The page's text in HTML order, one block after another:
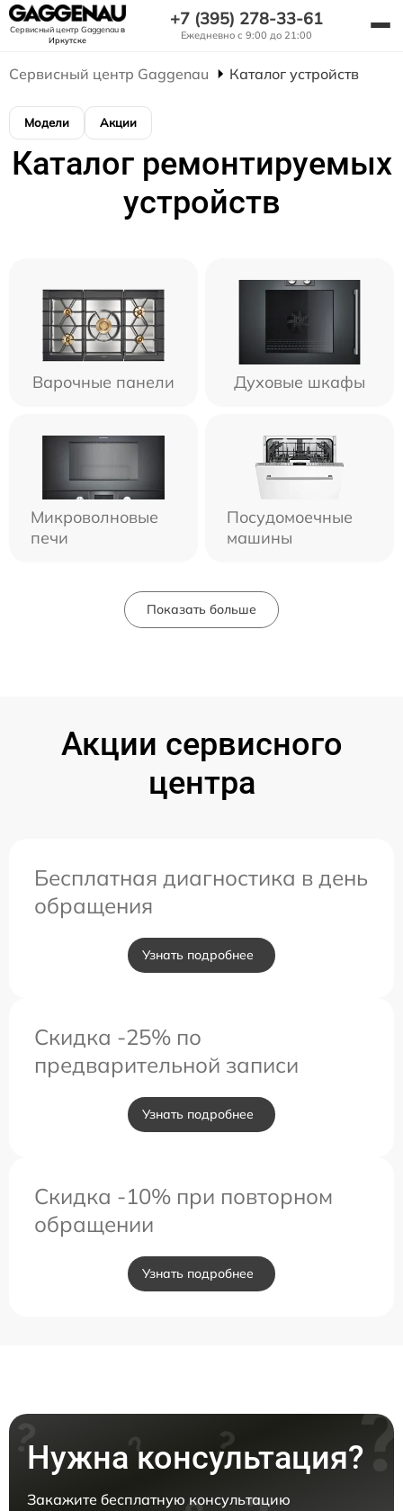
Сервисный центр Gaggenauв
Иркутске
+7 (395) 278-33-61
Ежедневно с 9:00 до 21:00
Сервисный центр Gaggenau Каталог устройств
Модели Акции
Каталог ремонтируемых
устройств
Варочные панели Духовые шкафы
Микроволновые
печи
Посудомоечные
машины
Показать больше
Акции сервисного
центра
Бесплатная диагностика в день
обращения
Узнать подробнее
Скидка -25% по
предварительной записи
Узнать подробнее
Скидка -10% при повторном
обращении
Узнать подробнее
Нужна консультация?
Закажите бесплатную консультацию